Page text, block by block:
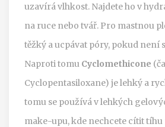
uzavírá vlhkost. Najdete ho v
na ruce nebo tvář. Pro mastnou
těžký a ucpávat póry, pokud není
Naproti tomu Cyclomethicone
Cyclopentasiloxane) je lehký a
tomu se používá v lehkých
make-upu, kde nechcete cítit tíhu